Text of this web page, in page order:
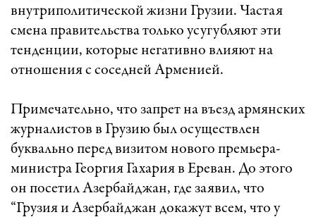
внутриполитической жизни Грузии. Частая
смена правительства только усугубляют эти
тенденции, которые негативно влияют на
отношения с соседней Арменией.
Примечательно, что запрет на въезд армянских
журналистов в Грузию был осуществлен
буквально перед визитом нового премьера-
министра Георгия Гахария в Ереван. До этого
он посетил Азербайджан, где заявил, что
“Грузия и Азербайджан докажут всем, что у